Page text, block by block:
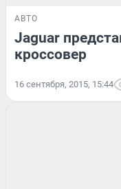
АВТО
Jaguar
кроссовер
16 сентября, 2015, 15:44